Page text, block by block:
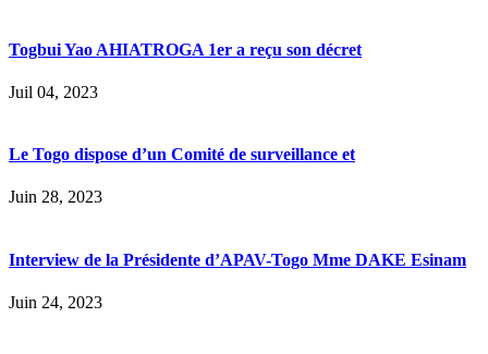
Togbui Yao AHIATROGA 1er a reçu son décret
Juil 04, 2023
Le Togo dispose d’un Comité de surveillance et
Juin 28, 2023
Interview de la Présidente d’APAV-Togo Mme DAKE Esinam
Juin 24, 2023